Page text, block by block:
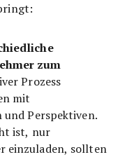
zum
Prozess
mit
Perspektiven.
ist, nur
einzuladen, sollten